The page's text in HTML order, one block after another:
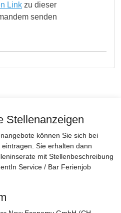
Link zu dieser
senden
Stellenanzeigen
können Sie sich bei
Sie erhalten dann
mit Stellenbeschreibung
Service / Bar Ferienjob